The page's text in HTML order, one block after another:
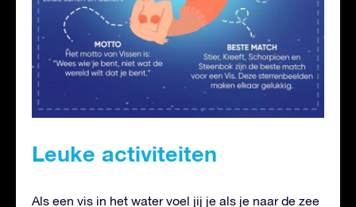
Leuke activiteiten
Als een vis in het water voel jij je als je naar de zee